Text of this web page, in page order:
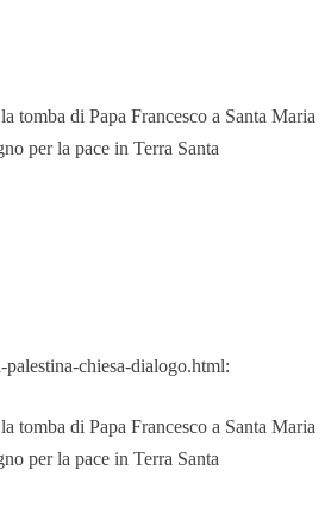
tomba di Papa Francesco a Santa Maria
per la pace in Terra Santa
chiesa-dialogo.html:
tomba di Papa Francesco a Santa Maria
per la pace in Terra Santa